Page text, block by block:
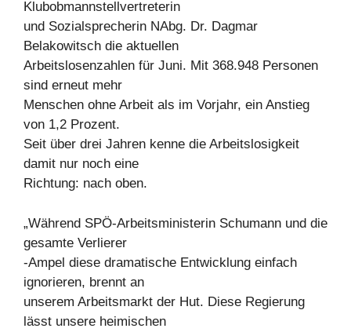
Klubobmannstellvertreterin
und Sozialsprecherin NAbg. Dr. Dagmar
Belakowitsch die aktuellen
Arbeitslosenzahlen für Juni. Mit 368.948 Personen
sind erneut mehr
Menschen ohne Arbeit als im Vorjahr, ein Anstieg
von 1,2 Prozent.
Seit über drei Jahren kenne die Arbeitslosigkeit
damit nur noch eine
Richtung: nach oben.
„Während SPÖ-Arbeitsministerin Schumann und die
gesamte Verlierer
-Ampel diese dramatische Entwicklung einfach
ignorieren, brennt an
unserem Arbeitsmarkt der Hut. Diese Regierung
lässt unsere heimischen